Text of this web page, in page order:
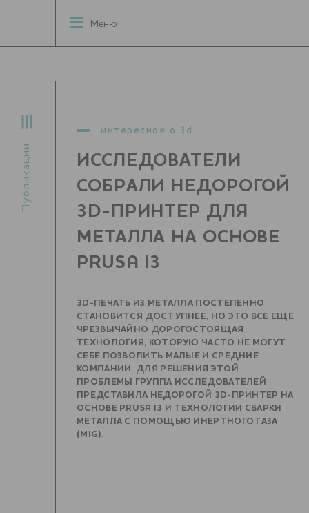
Публикации
Меню
интересное о 3d
ИССЛЕДОВАТЕЛИ
СОБРАЛИ НЕДОРОГОЙ
3D-ПРИНТЕР ДЛЯ
МЕТАЛЛА НА ОСНОВЕ
PRUSA I3
3D-ПЕЧАТЬ ИЗ МЕТАЛЛА ПОСТЕПЕННО
СТАНОВИТСЯ ДОСТУПНЕЕ, НО ЭТО ВСЕ ЕЩЕ
ЧРЕЗВЫЧАЙНО ДОРОГОСТОЯЩАЯ
ТЕХНОЛОГИЯ, КОТОРУЮ ЧАСТО НЕ МОГУТ
СЕБЕ ПОЗВОЛИТЬ МАЛЫЕ И СРЕДНИЕ
КОМПАНИИ. ДЛЯ РЕШЕНИЯ ЭТОЙ
ПРОБЛЕМЫ ГРУППА ИССЛЕДОВАТЕЛЕЙ
ПРЕДСТАВИЛА НЕДОРОГОЙ 3D-ПРИНТЕР НА
ОСНОВЕ PRUSA I3 И ТЕХНОЛОГИИ СВАРКИ
МЕТАЛЛА С ПОМОЩЬЮ ИНЕРТНОГО ГАЗА
(MIG).